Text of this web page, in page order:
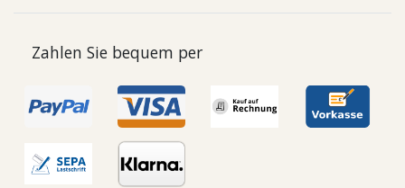
Zahlen Sie bequem per